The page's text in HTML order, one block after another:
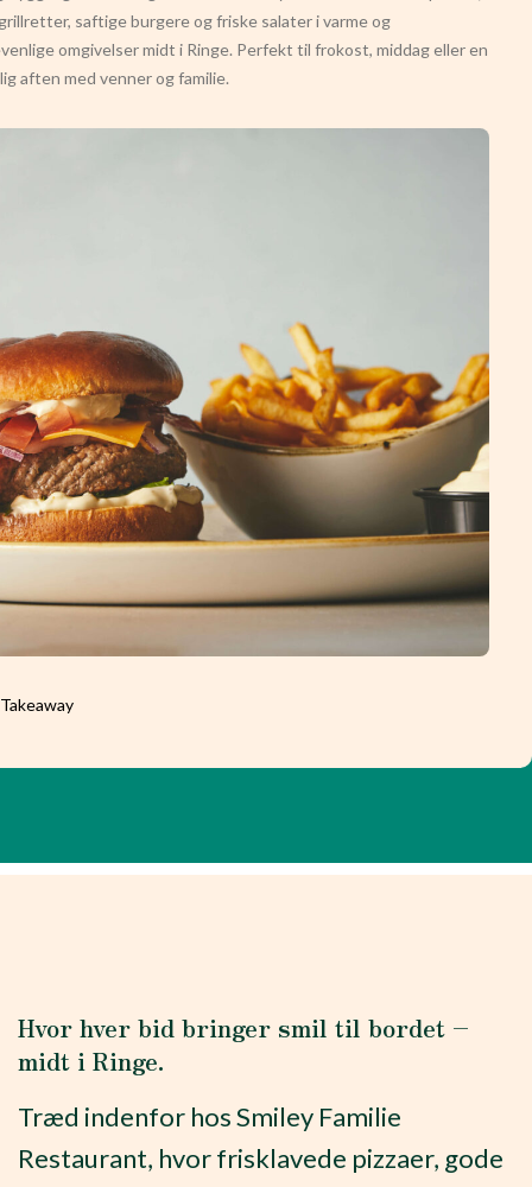
saftige burgere og friske salater i varme og
omgivelser midt i Ringe. Perfekt til frokost, middag eller en
aften med venner og familie.
Hvor hver bid bringer smil til bordet –
midt i Ringe.
Træd indenfor hos Smiley Familie
Restaurant, hvor frisklavede pizzaer, gode